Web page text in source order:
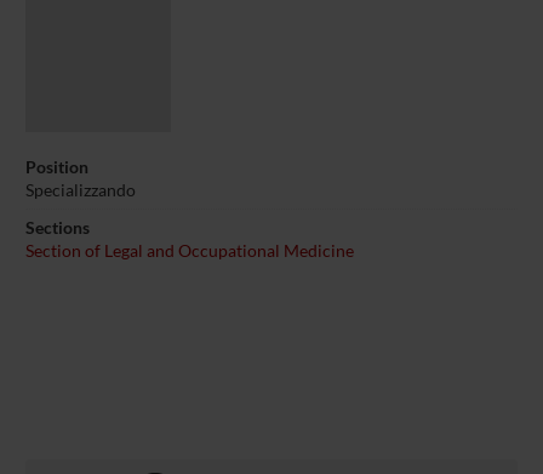
Position
Specializzando
Sections
Section of Legal and Occupational Medicine